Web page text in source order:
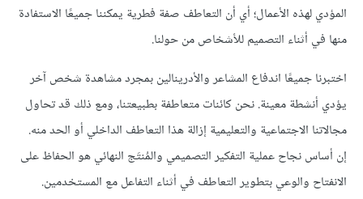
المؤدي لهذه الأعمال؛ أي أن التعاطف صفة فطرية يمكننا جميعًا الاستفادة
منها في أثناء التصميم للأشخاص من حولنا.
اختبرنا جميعًا اندفاع المشاعر والأدرينالين بمجرد مشاهدة شخص آخر
يؤدي أنشطة معينة. نحن كائنات متعاطفة بطبيعتنا، ومع ذلك قد تحاول
مجالاتنا الاجتماعية والتعليمية إزالة هذا التعاطف الداخلي أو الحد منه.
إن أساس نجاح عملية التفكير التصميمي والمُنتَج النهائي هو الحفاظ على
الانفتاح والوعي بتطوير التعاطف في أثناء التفاعل مع المستخدمين.